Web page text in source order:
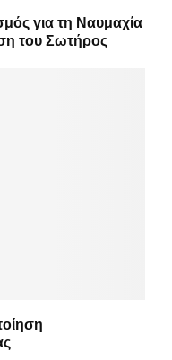
για τη Ναυμαχία
του Σωτήρος